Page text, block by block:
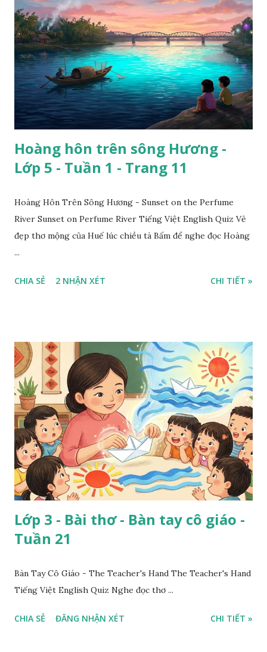
Hoàng hôn trên sông Hương -
Lớp 5 - Tuần 1 - Trang 11
Hoàng Hôn Trên Sông Hương - Sunset on the Perfume
River Sunset on Perfume River Tiếng Việt English Quiz Vẻ
đẹp thơ mộng của Huế lúc chiều tà Bấm để nghe đọc Hoàng
...
CHIA SẺ 2 NHẬN XÉT CHI TIẾT »
Lớp 3 - Bài thơ - Bàn tay cô giáo -
Tuần 21
Bàn Tay Cô Giáo - The Teacher's Hand The Teacher's Hand
Tiếng Việt English Quiz Nghe đọc thơ ...
CHIA SẺ ĐĂNG NHẬN XÉT CHI TIẾT »